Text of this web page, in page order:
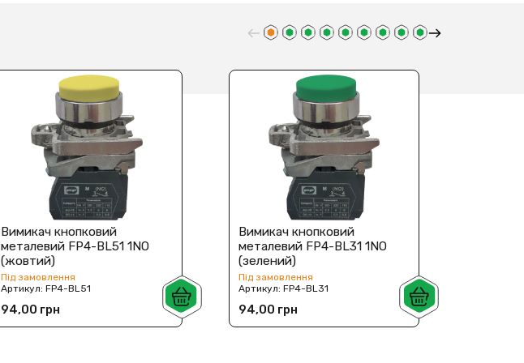
Вимикач кнопковий
металевий FP4-BL51 1NO
(жовтий)
Під замовлення
Артикул:FP4-BL51
94,00 грн
Вимикач кнопковий
металевий FP4-BL31 1NO
(зелений)
Під замовлення
Артикул: FP4-BL31
94,00 грн